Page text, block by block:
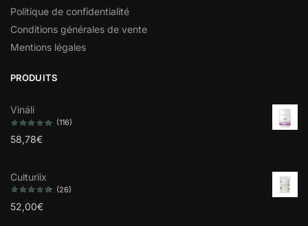
Politique de confidentialité
Conditions générales de vente
Mentions légales
PRODUITS
Vináli
(116)
58,78€
Culturiix
(26)
52,00€